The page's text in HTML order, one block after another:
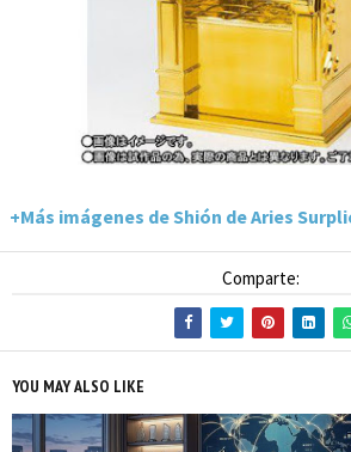
+Más imágenes de Shión de Aries
Comparte:
YOU MAY ALSO LIKE